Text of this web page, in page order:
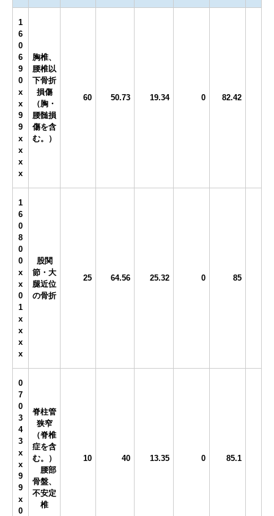
1
6
0
6
9
0
x
x
9
9
x
x
x
x
胸椎、
腰椎以
下骨折
損傷
（胸・
腰髄損
傷を含
む。）
60 50.73 19.34 0 82.42
1
6
0
8
0
0
x
x
0
1
x
x
x
x
股関
節・大
腿近位
の骨折
25 64.56 25.32 0 85
0
7
0
3
4
3
x
x
9
9
x
0
脊柱管
狭窄
（脊椎
症を含
む。）
腰部
骨盤、
不安定
椎
10 40 13.35 0 85.1